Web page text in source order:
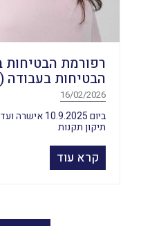
רפורמת הבטיחות
הבטיחות בעבודה
16/02/2026
ביום
תיקון תקנות
קרא עוד